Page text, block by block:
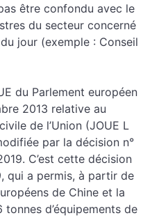
être confondu avec le
du secteur concerné
jour (exemple : Conseil
du Parlement européen
2013 relative au
de l’Union (JOUE L
par la décision n°
C’est cette décision
qui a permis, à partir de
de Chine et la
d’équipements de